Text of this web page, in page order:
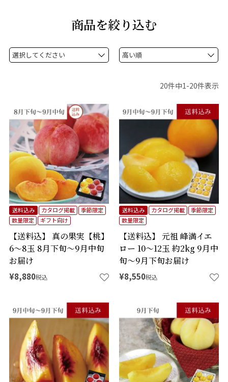
商品を絞り込む
20件中1 -20件表示
【送料込】 真の果実【桃】
6～8玉 8月下旬～9月中旬
お届け
送料込み カタログ掲載
季節限定
数量限定
ギフト向け
¥8,880税込
【送料込】 元祖 峰満イエ
ロー 10～12玉 約2kg 9月中
旬～9月下旬お届け
送料込み カタログ掲載
季節限定
数量限定
¥8,550税込